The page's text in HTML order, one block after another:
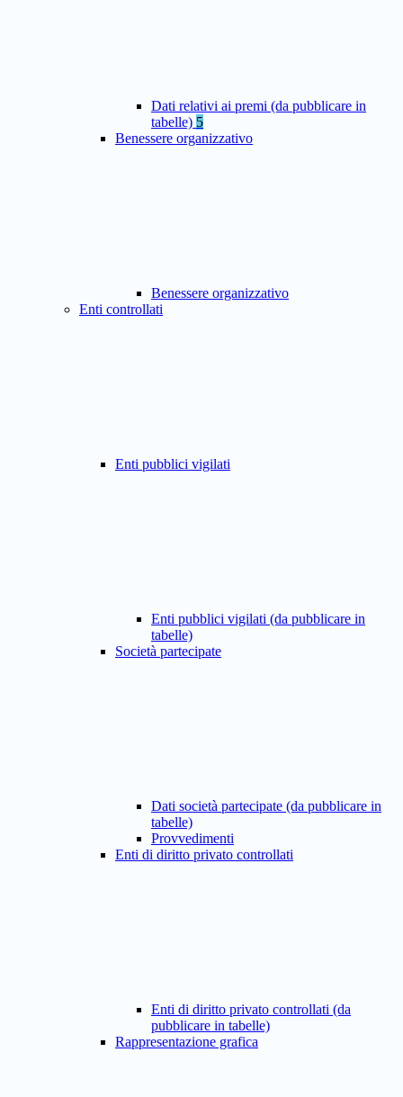
Dati relativi ai premi (da pubblicare in
tabelle) 5
Benessere organizzativo
Benessere organizzativo
Enti controllati
Enti pubblici vigilati
Enti pubblici vigilati (da pubblicare in
tabelle)
Società partecipate
Dati società partecipate (da pubblicare in
tabelle)
Provvedimenti
Enti di diritto privato controllati
Enti di diritto privato controllati (da
pubblicare in tabelle)
Rappresentazione grafica